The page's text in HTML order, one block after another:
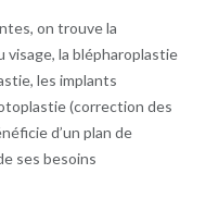
on trouve la
visage, la blépharoplastie
les implants
(correction des
d’un plan de
ses besoins